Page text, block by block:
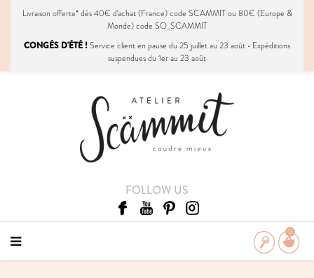
Livraison offerte* dès 40€ d'achat (France) code SCAMMIT ou 80€ (Europe &
Monde) code SO_SCAMMIT
CONGÉS D'ÉTÉ !Service client en pause du 25 juillet au 23 août • Expéditions
suspendues du 1er au 23 août
FOLLOW US
0